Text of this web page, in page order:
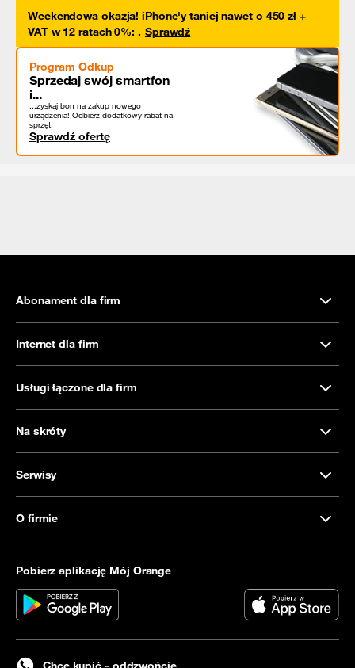
Weekendowa okazja! iPhone'y taniej nawet o 450 zł +
VAT w 12 ratach 0%: . Sprawdź
Program Odkup
Sprzedaj swój smartfon
i...
...zyskaj bon na zakup nowego
urządzenia! Odbierz dodatkowy rabat na
sprzęt.
Sprawdź ofertę
Abonament dla firm
Internet dla firm
Usługi łączone dla firm
Na skróty
Serwisy
O firmie
Pobierz aplikację Mój Orange